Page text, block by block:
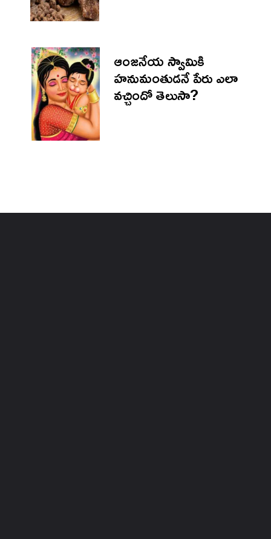
ఆంజనేయ స్వామికి
హనుమంతుడనే పేరు ఎలా
వచ్చిందో తెలుసా?